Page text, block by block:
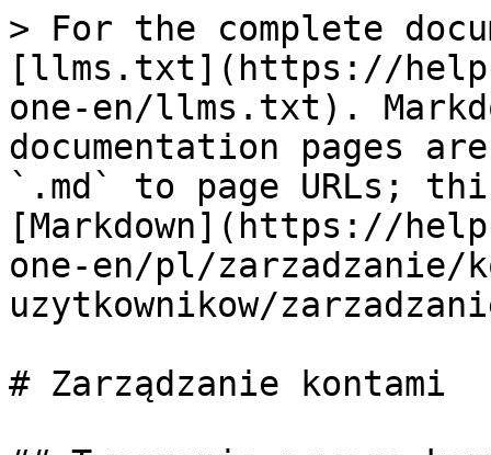
> For the complete
[llms.txt](https://
one-en/llms.txt).
documentation pages
`.md` to page URLs;
[Markdown](https://
one-en/pl/zarzadzanie/
uzytkownikow/
# Zarządzanie kontami